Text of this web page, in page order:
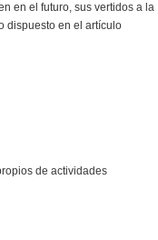
en el futuro, sus vertidos a la
dispuesto en el artículo
de actividades